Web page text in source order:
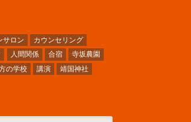
サロン
カウンセリング
人間関係 合宿
寺坂農園
の学校 講演
靖国神社